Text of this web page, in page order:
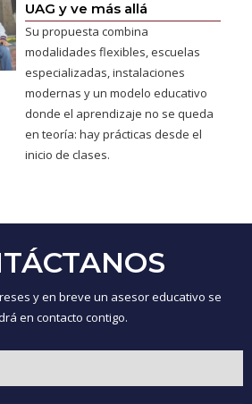
UAG y ve más allá
Su propuesta combina
modalidades flexibles, escuelas
especializadas, instalaciones
modernas y un modelo educativo
donde el aprendizaje no se queda
en teoría: hay prácticas desde el
inicio de clases.
y en breve un asesor educativo se
en contacto contigo.